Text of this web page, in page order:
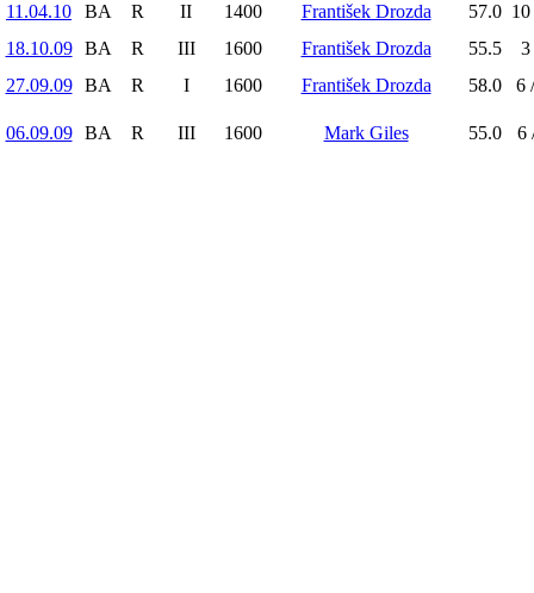
11.04.10 BA R II 1400 František Drozda 57.0
18.10.09
BA R III 1600 František Drozda 55.5
3
27.09.09
BA R I 1600 František Drozda 58.0 6
06.09.09 BA R III 1600 Mark Giles 55.0 6